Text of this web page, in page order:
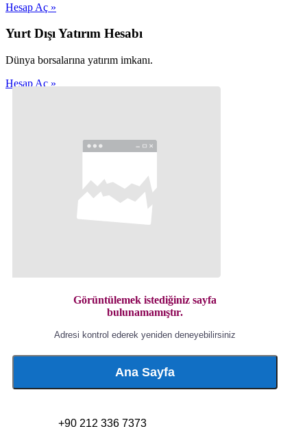
Hesap Aç »
Yurt Dışı Yatırım Hesabı
Dünya borsalarına yatırım imkanı.
Hesap Aç »
Görüntülemek istediğiniz sayfa
bulunamamıştır.
Adresi kontrol ederek yeniden deneyebilirsiniz
Ana Sayfa
+90 212 336 7373